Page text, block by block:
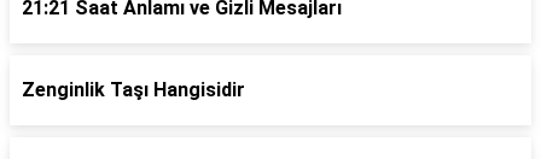
21:21 Saat Anlamı ve Gizli Mesajları
Zenginlik Taşı Hangisidir